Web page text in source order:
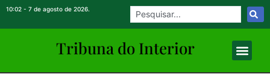
10:02 - 7 de agosto de 2026.
Tribuna do Interior